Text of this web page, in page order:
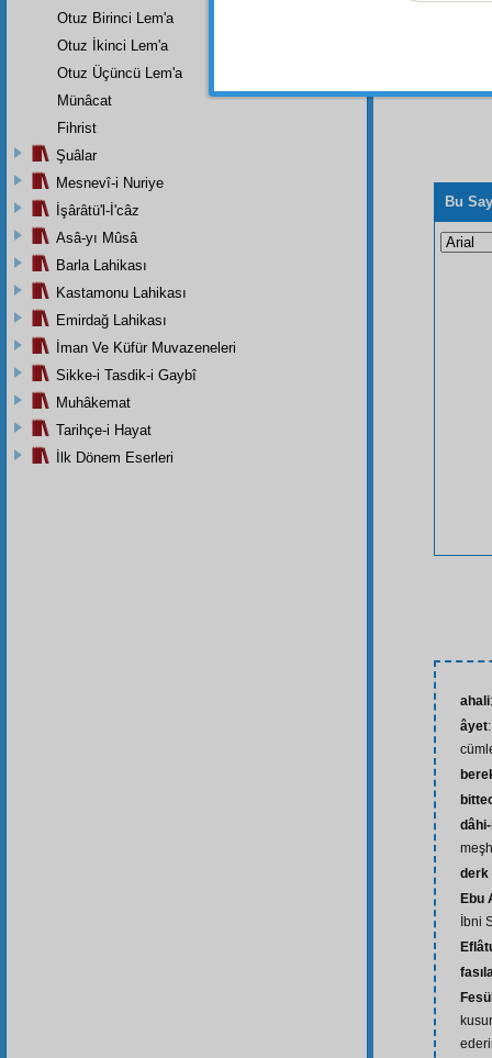
Bu
ahali
âyet
derk
Ebu
İbni
Otuz Birinci Lem'a
Otuz İkinci Lem'a
Otuz Üçüncü Lem'a
Münâcat
Fihrist
Şuâlar
Mesnevî-i Nuriye
İşârâtü'l-İ'câz
Asâ-yı Mûsâ
Barla Lahikası
Kastamonu Lahikası
Emirdağ Lahikası
İman Ve Küfür Muvazeneleri
Sikke-i Tasdik-i Gaybî
Muhâkemat
Tarihçe-i Hayat
İlk Dönem Eserleri